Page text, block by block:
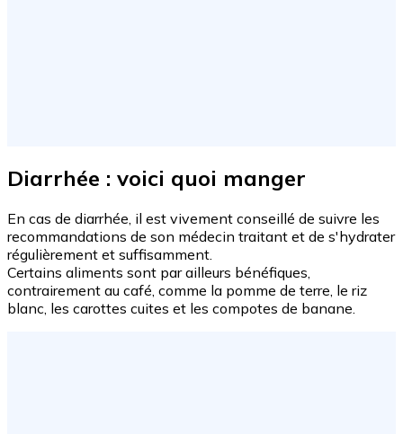
Diarrhée : voici quoi manger
En cas de diarrhée, il est vivement conseillé de suivre les
recommandations de son médecin traitant et de s'hydrater
régulièrement et suffisamment.
Certains aliments sont par ailleurs bénéfiques,
contrairement au café, comme la pomme de terre, le riz
blanc, les carottes cuites et les compotes de banane.